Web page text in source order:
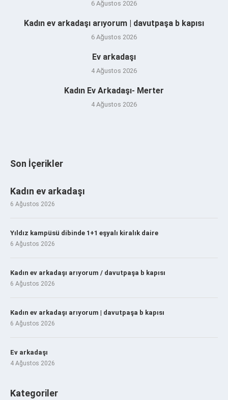
6 Ağustos 2026
Kadın ev arkadaşı arıyorum | davutpaşa b kapısı
6 Ağustos 2026
Ev arkadaşı
4 Ağustos 2026
Kadın Ev Arkadaşı- Merter
4 Ağustos 2026
Son İçerikler
Kadın ev arkadaşı
6 Ağustos 2026
Yıldız kampüsü dibinde 1+1 eşyalı kiralık daire
6 Ağustos 2026
Kadın ev arkadaşı arıyorum / davutpaşa b kapısı
6 Ağustos 2026
Kadın ev arkadaşı arıyorum | davutpaşa b kapısı
6 Ağustos 2026
Ev arkadaşı
4 Ağustos 2026
Kategoriler